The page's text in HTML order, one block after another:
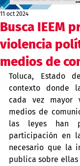
Busca IEEM
violencia
medios de
11 oct 2024
Toluca, Estado
contexto donde
cada vez mayor
medios de
las leyes han
participación en
necesario que la
publica sobre ellas